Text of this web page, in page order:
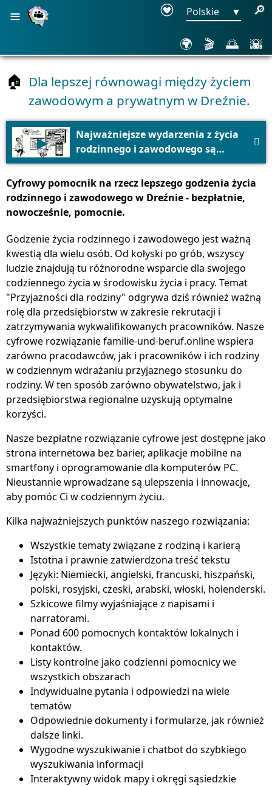
≡ Polskie ▼ 🔎
🌍 🎬 🌅 🌇
🏠
Dla lepszej równowagi między życiem
zawodowym a prywatnym w Dreźnie.
▶
Najważniejsze wydarzenia z życia
rodzinnego i zawodowego są
krótko podsumowane w filmie.

Cyfrowy pomocnik na rzecz lepszego godzenia życia
rodzinnego i zawodowego w Dreźnie - bezpłatnie,
nowocześnie, pomocnie.
Godzenie życia rodzinnego i zawodowego jest ważną
kwestią dla wielu osób. Od kołyski po grób, wszyscy
ludzie znajdują tu różnorodne wsparcie dla swojego
codziennego życia w środowisku życia i pracy. Temat
"Przyjazności dla rodziny" odgrywa dziś również ważną
rolę dla przedsiębiorstw w zakresie rekrutacji i
zatrzymywania wykwalifikowanych pracowników. Nasze
cyfrowe rozwiązanie familie-und-beruf.online wspiera
zarówno pracodawców, jak i pracowników i ich rodziny
w codziennym wdrażaniu przyjaznego stosunku do
rodziny. W ten sposób zarówno obywatelstwo, jak i
przedsiębiorstwa regionalne uzyskują optymalne
korzyści.
Nasze bezpłatne rozwiązanie cyfrowe jest dostępne jako
strona internetowa bez barier, aplikacje mobilne na
smartfony i oprogramowanie dla komputerów PC.
Nieustannie wprowadzane są ulepszenia i innowacje,
aby pomóc Ci w codziennym życiu.
Kilka najważniejszych punktów naszego rozwiązania:
Wszystkie tematy związane z rodziną i karierą
Istotna i prawnie zatwierdzona treść tekstu
Języki: Niemiecki, angielski, francuski, hiszpański,
polski, rosyjski, czeski, arabski, włoski, holenderski.
Szkicowe filmy wyjaśniające z napisami i
narratorami.
Ponad 600 pomocnych kontaktów lokalnych i
kontaktów.
Listy kontrolne jako codzienni pomocnicy we
wszystkich obszarach
Indywidualne pytania i odpowiedzi na wiele
tematów
Odpowiednie dokumenty i formularze, jak również
dalsze linki.
Wygodne wyszukiwanie i chatbot do szybkiego
wyszukiwania informacji
Interaktywny widok mapy i okręgi sąsiedzkie